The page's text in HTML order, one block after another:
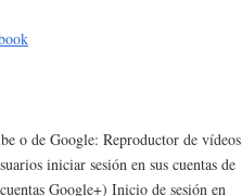
o de Google: Reproductor de vídeos
iniciar sesión en sus cuentas de
Google+) Inicio de sesión en